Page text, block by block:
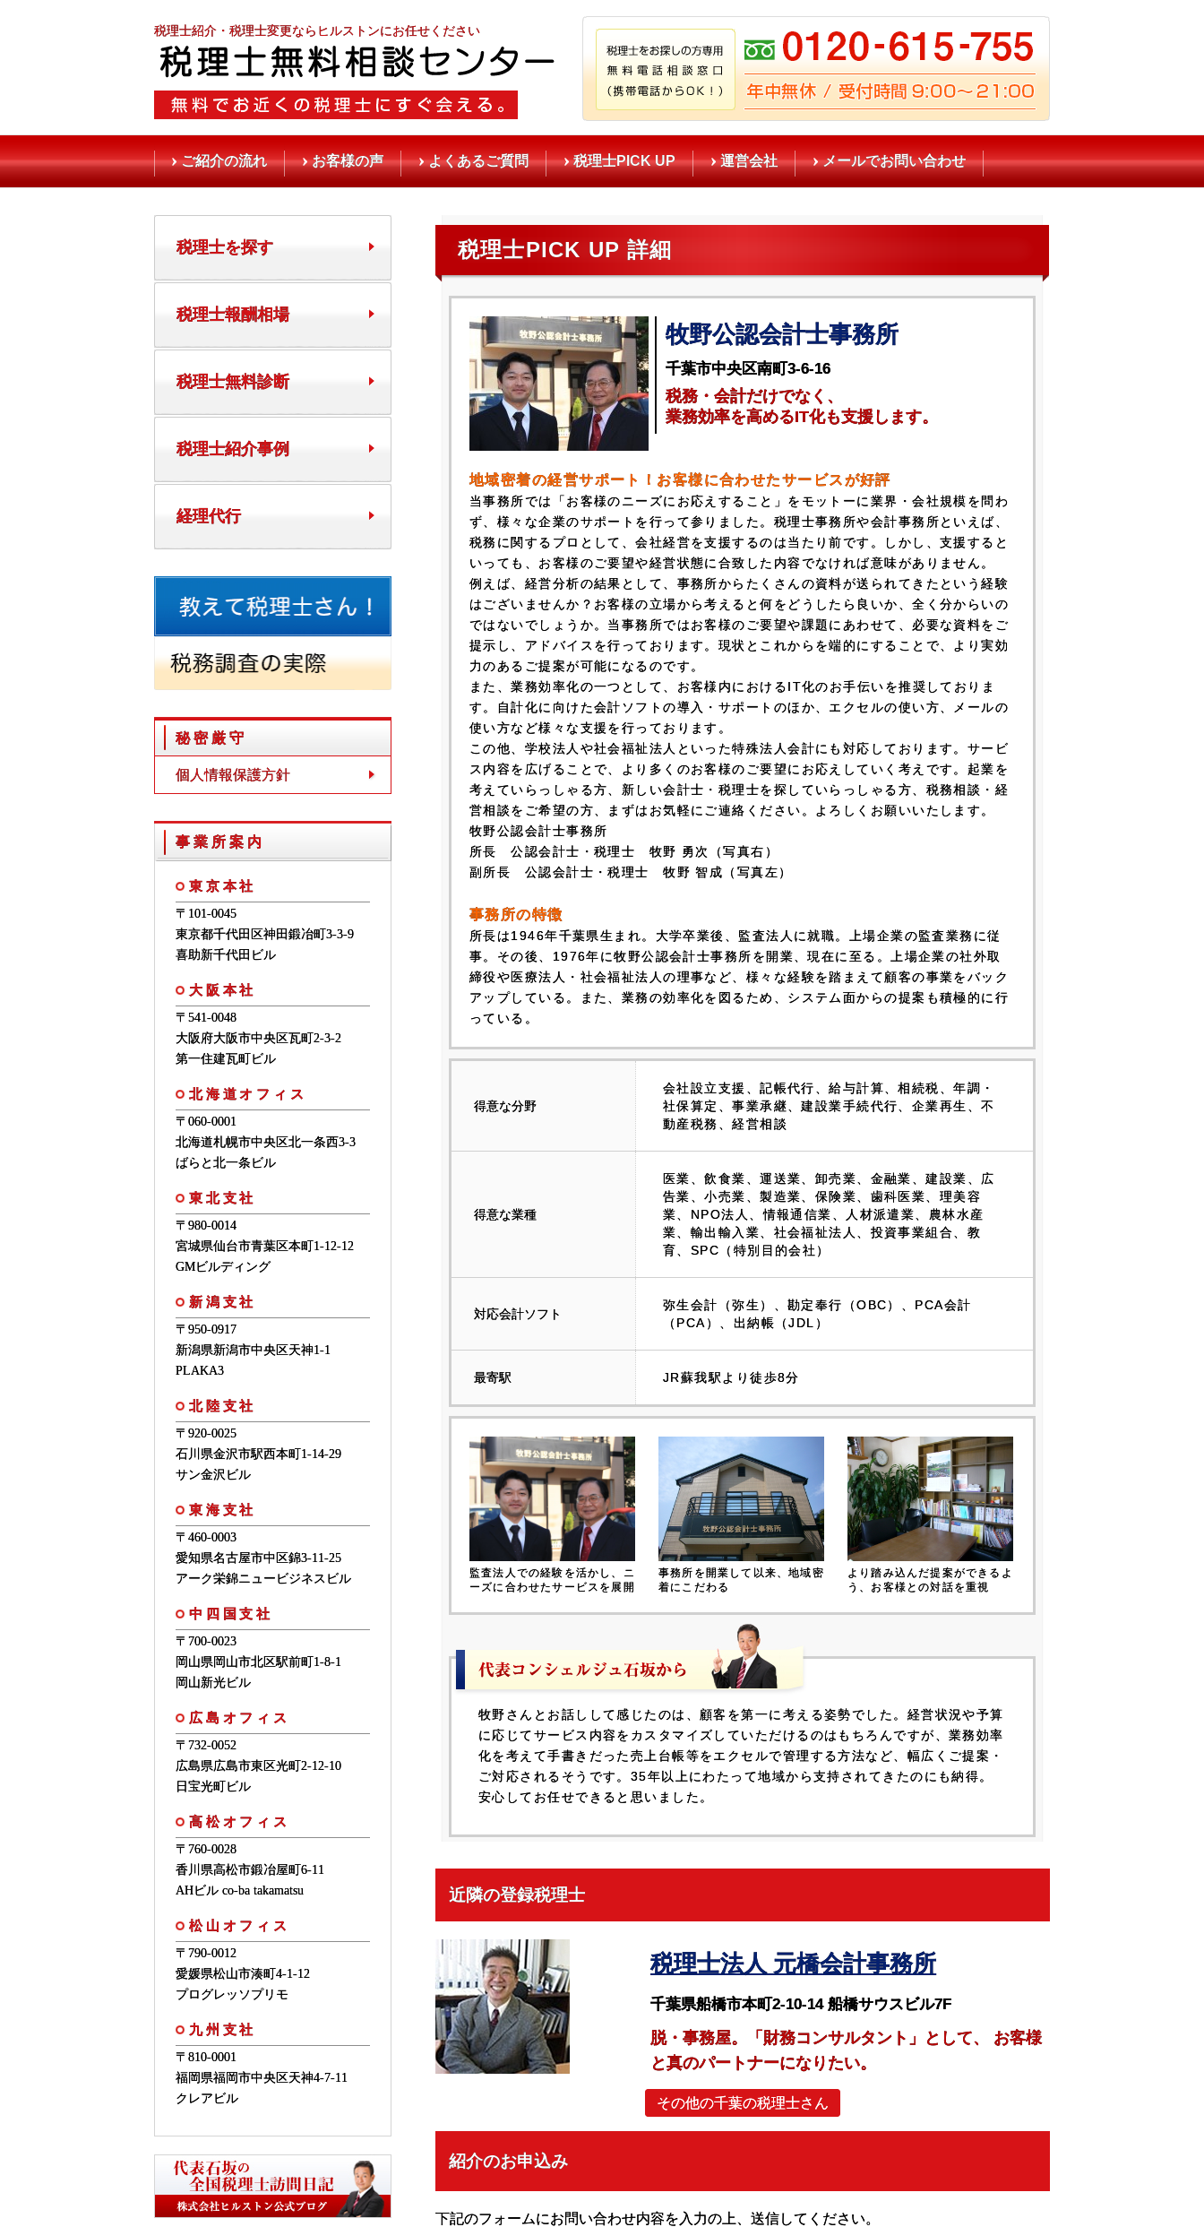
税理士紹介・税理士変更ならヒルストンにお任せください
ご紹介の流れ お客様の声 よくあるご質問 税理士PICK UP 運営会社 メールでお問い合わせ
税理士を探す
税理士報酬相場
税理士無料診断
税理士紹介事例
経理代行
秘密厳守
個人情報保護方針
事業所案内
東京本社
〒101-0045
東京都千代田区神田鍛冶町3-3-9
喜助新千代田ビル
大阪本社
〒541-0048
大阪府大阪市中央区瓦町2-3-2
第一住建瓦町ビル
北海道オフィス
〒060-0001
北海道札幌市中央区北一条西3-3
ばらと北一条ビル
東北支社
〒980-0014
宮城県仙台市青葉区本町1-12-12
GMビルディング
新潟支社
〒950-0917
新潟県新潟市中央区天神1-1
PLAKA3
北陸支社
〒920-0025
石川県金沢市駅西本町1-14-29
サン金沢ビル
東海支社
〒460-0003
愛知県名古屋市中区錦3-11-25
アーク栄錦ニュービジネスビル
中四国支社
〒700-0023
岡山県岡山市北区駅前町1-8-1
岡山新光ビル
広島オフィス
〒732-0052
広島県広島市東区光町2-12-10
日宝光町ビル
高松オフィス
〒760-0028
香川県高松市鍛冶屋町6-11
AHビル co-ba takamatsu
松山オフィス
〒790-0012
愛媛県松山市湊町4-1-12
プログレッソプリモ
九州支社
〒810-0001
福岡県福岡市中央区天神4-7-11
クレアビル
税理士PICK UP 詳細
牧野公認会計士事務所
千葉市中央区南町3-6-16
税務・会計だけでなく、
業務効率を高めるIT化も支援します。
地域密着の経営サポート！お客様に合わせたサービスが好評
当事務所では「お客様のニーズにお応えすること」をモットーに業界・会社規模を問わ
ず、様々な企業のサポートを行って参りました。税理士事務所や会計事務所といえば、
税務に関するプロとして、会社経営を支援するのは当たり前です。しかし、支援すると
いっても、お客様のご要望や経営状態に合致した内容でなければ意味がありません。
例えば、経営分析の結果として、事務所からたくさんの資料が送られてきたという経験
はございませんか？お客様の立場から考えると何をどうしたら良いか、全く分からいの
ではないでしょうか。当事務所ではお客様のご要望や課題にあわせて、必要な資料をご
提示し、アドバイスを行っております。現状とこれからを端的にすることで、より実効
力のあるご提案が可能になるのです。
また、業務効率化の一つとして、お客様内におけるIT化のお手伝いを推奨しておりま
す。自計化に向けた会計ソフトの導入・サポートのほか、エクセルの使い方、メールの
使い方など様々な支援を行っております。
この他、学校法人や社会福祉法人といった特殊法人会計にも対応しております。サービ
ス内容を広げることで、より多くのお客様のご要望にお応えしていく考えです。起業を
考えていらっしゃる方、新しい会計士・税理士を探していらっしゃる方、税務相談・経
営相談をご希望の方、まずはお気軽にご連絡ください。よろしくお願いいたします。
牧野公認会計士事務所
所長 公認会計士・税理士 牧野 勇次（写真右）
副所長 公認会計士・税理士 牧野 智成（写真左）
事務所の特徴
所長は1946年千葉県生まれ。大学卒業後、監査法人に就職。上場企業の監査業務に従
事。その後、1976年に牧野公認会計士事務所を開業、現在に至る。上場企業の社外取
締役や医療法人・社会福祉法人の理事など、様々な経験を踏まえて顧客の事業をバック
アップしている。また、業務の効率化を図るため、システム面からの提案も積極的に行
っている。
得意な分野
会社設立支援、記帳代行、給与計算、相続税、年調・
社保算定、事業承継、建設業手続代行、企業再生、不
動産税務、経営相談
得意な業種
医業、飲食業、運送業、卸売業、金融業、建設業、広
告業、小売業、製造業、保険業、歯科医業、理美容
業、NPO法人、情報通信業、人材派遣業、農林水産
業、輸出輸入業、社会福祉法人、投資事業組合、教
育、SPC（特別目的会社）
対応会計ソフト
弥生会計（弥生）、勘定奉行（OBC）、PCA会計
（PCA）、出納帳（JDL）
最寄駅 JR蘇我駅より徒歩8分
監査法人での経験を活かし、ニ
ーズに合わせたサービスを展開
事務所を開業して以来、地域密
着にこだわる
より踏み込んだ提案ができるよ
う、お客様との対話を重視
牧野さんとお話しして感じたのは、顧客を第一に考える姿勢でした。経営状況や予算
に応じてサービス内容をカスタマイズしていただけるのはもちろんですが、業務効率
化を考えて手書きだった売上台帳等をエクセルで管理する方法など、幅広くご提案・
ご対応されるそうです。35年以上にわたって地域から支持されてきたのにも納得。
安心してお任せできると思いました。
近隣の登録税理士
税理士法人 元橋会計事務所
千葉県船橋市本町2-10-14 船橋サウスビル7F
脱・事務屋。「財務コンサルタント」として、 お客様
と真のパートナーになりたい。
その他の千葉の税理士さん
紹介のお申込み
下記のフォームにお問い合わせ内容を入力の上、送信してください。